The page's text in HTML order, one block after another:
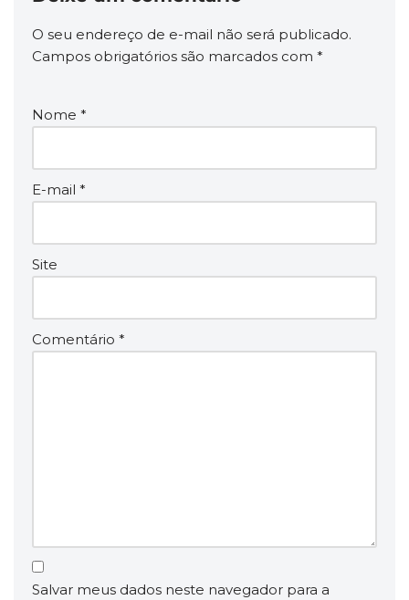
O seu endereço de e-mail não será publicado.
Campos obrigatórios são marcados com *
Nome *
E-mail *
Site
Comentário *
Salvar meus dados neste navegador para a